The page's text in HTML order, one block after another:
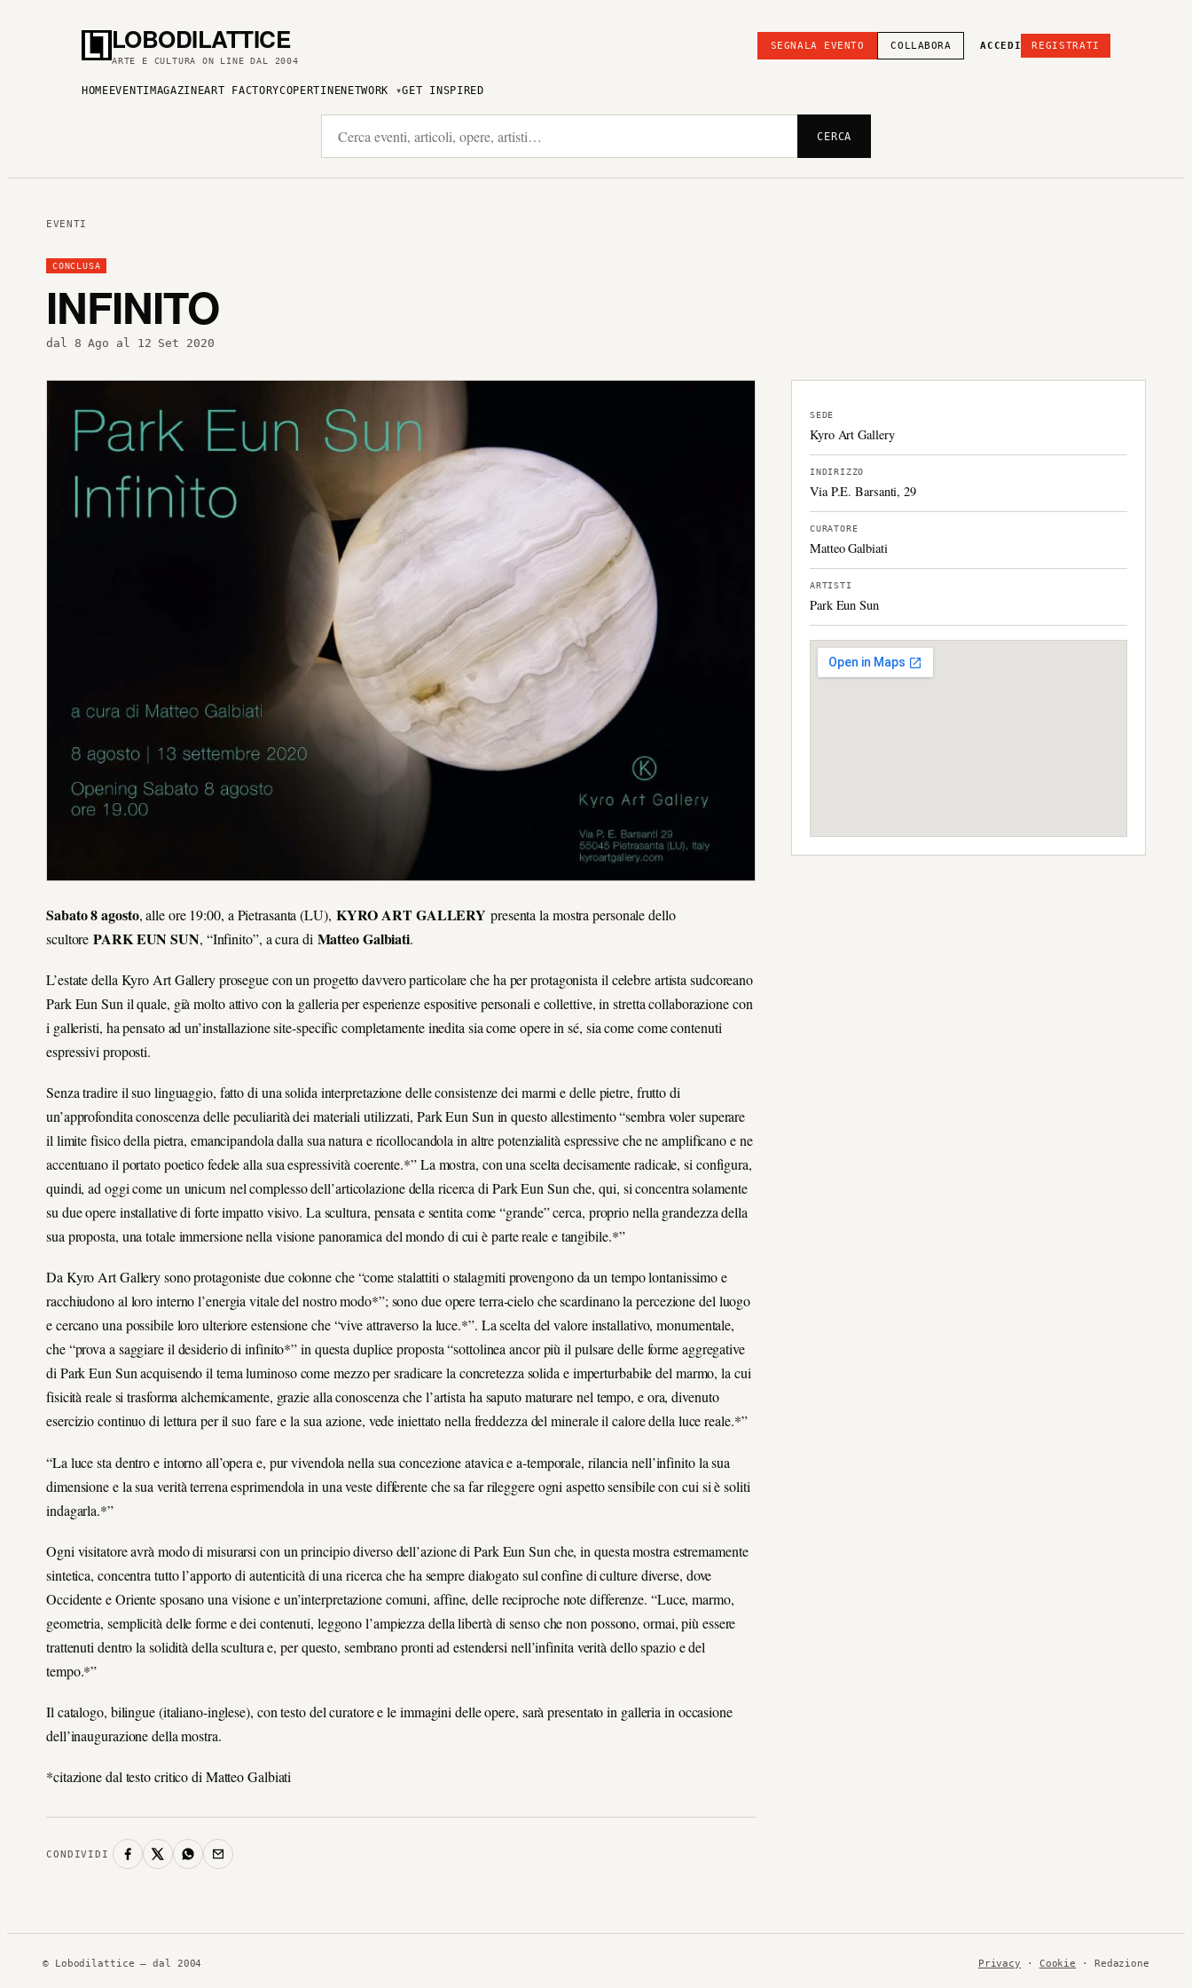
LOBODILATTICE
ARTE E CULTURA ON LINE DAL 2004
SEGNALA EVENTO COLLABORA ACCEDI REGISTRATI
HOME EVENTI MAGAZINEART FACTORYCOPERTINENETWORK GET INSPIRED
CERCA
EVENTI
CONCLUSA
INFINITO
dal 8 Ago al 12 Set 2020
Sabato 8 agosto, alle ore 19:00, a Pietrasanta (LU), KYRO ART GALLERY presenta la mostra personale dello
scultorePARK EUN SUN, “Infinito”, a cura di Matteo Galbiati.
L’estate della Kyro Art Gallery prosegue con un progetto davvero particolare che ha per protagonista il celebre artista sudcoreano
Park Eun Sun il quale, già molto attivo con la galleria per esperienze espositive personali e collettive, in stretta collaborazione con
i galleristi, ha pensato ad un’installazione site-specific completamente inedita sia come opere in sé, sia come come contenuti
espressivi proposti.
Senza tradire il suo linguaggio, fatto di una solida interpretazione delle consistenze dei marmi e delle pietre, frutto di
un’approfondita conoscenza delle peculiarità dei materiali utilizzati, Park Eun Sun in questo allestimento “sembra voler superare
il limite fisico della pietra, emancipandola dalla sua natura e ricollocandola in altre potenzialità espressive che ne amplificano e ne
accentuano il portato poetico fedele alla sua espressività coerente.*” La mostra, con una scelta decisamente radicale, si configura,
quindi, ad oggi come un unicum nel complesso dell’articolazione della ricerca di Park Eun Sun che, qui, si concentra solamente
su due opere installative di forte impatto visivo. La scultura, pensata e sentita come “grande” cerca, proprio nella grandezza della
sua proposta, una totale immersione nella visione panoramica del mondo di cui è parte reale e tangibile.*”
Da Kyro Art Gallery sono protagoniste due colonne che “come stalattiti o stalagmiti provengono da un tempo lontanissimo e
racchiudono al loro interno l’energia vitale del nostro modo*”; sono due opere terra-cielo che scardinano la percezione del luogo
e cercano una possibile loro ulteriore estensione che “vive attraverso la luce.*”. La scelta del valore installativo, monumentale,
che “prova a saggiare il desiderio di infinito*” in questa duplice proposta “sottolinea ancor più il pulsare delle forme aggregative
di Park Eun Sun acquisendo il tema luminoso come mezzo per sradicare la concretezza solida e imperturbabile del marmo, la cui
fisicità reale si trasforma alchemicamente, grazie alla conoscenza che l’artista ha saputo maturare nel tempo, e ora, divenuto
esercizio continuo di lettura per il suo fare e la sua azione, vede iniettato nella freddezza del minerale il calore della luce reale.*”
“La luce sta dentro e intorno all’opera e, pur vivendola nella sua concezione atavica e a-temporale, rilancia nell’infinito la sua
dimensione e la sua verità terrena esprimendola in una veste differente che sa far rileggere ogni aspetto sensibile con cui si è soliti
indagarla.*”
Ogni visitatore avrà modo di misurarsi con un principio diverso dell’azione di Park Eun Sun che, in questa mostra estremamente
sintetica, concentra tutto l’apporto di autenticità di una ricerca che ha sempre dialogato sul confine di culture diverse, dove
Occidente e Oriente sposano una visione e un’interpretazione comuni, affine, delle reciproche note differenze. “Luce, marmo,
geometria, semplicità delle forme e dei contenuti, leggono l’ampiezza della libertà di senso che non possono, ormai, più essere
trattenuti dentro la solidità della scultura e, per questo, sembrano pronti ad estendersi nell’infinita verità dello spazio e del
tempo.*”
Il catalogo, bilingue (italiano-inglese), con testo del curatore e le immagini delle opere, sarà presentato in galleria in occasione
dell’inaugurazione della mostra.
*citazione dal testo critico di Matteo Galbiati
CONDIVIDI
SEDE
Kyro Art Gallery
INDIRIZZO
Via P.E. Barsanti, 29
CURATORE
Matteo Galbiati
ARTISTI
Park Eun Sun
© Lobodilattice — dal 2004 Privacy · Cookie · Redazione